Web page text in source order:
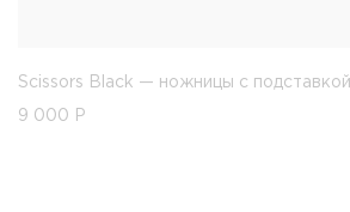
Scissors Black — ножницы с подставкой
9 000 Р